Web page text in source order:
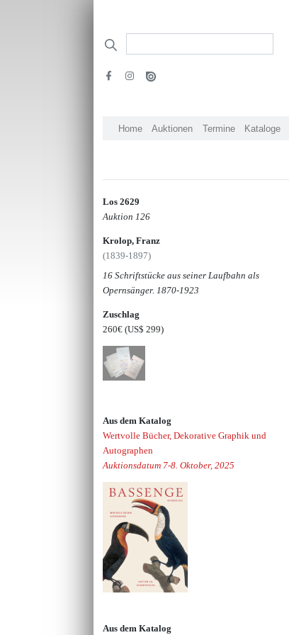
Home Auktionen Termine Kataloge
Los 2629
Auktion 126
Krolop, Franz
(1839-1897)
16 Schriftstücke aus seiner Laufbahn als
Opernsänger. 1870-1923
Zuschlag
260€(US$ 299)
Aus dem Katalog
Wertvolle Bücher, Dekorative Graphik und
Autographen
Auktionsdatum 7-8. Oktober, 2025
Aus dem Katalog